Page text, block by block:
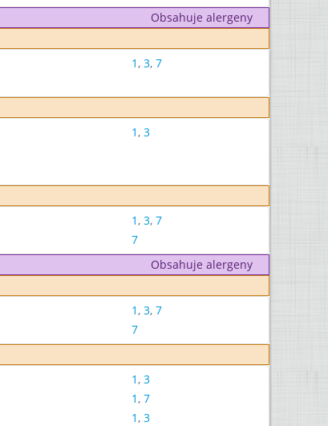
Obsahuje alergeny
1, 3, 7
1, 3
1, 3, 7
7
Obsahuje alergeny
1, 3, 7
7
1, 3
1, 7
1, 3